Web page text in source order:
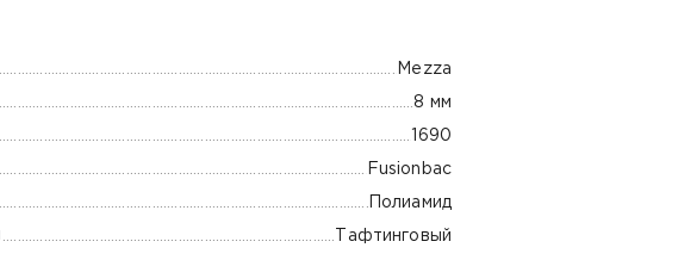
Mezza
8 мм
1690
Fusionbac
Полиамид
Тафтинговый